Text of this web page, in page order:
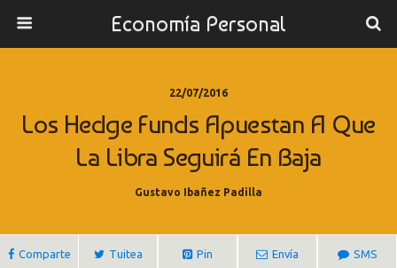
Economía Personal
22/07/2016
Los Hedge Funds Apuestan A Que
La Libra Seguirá En Baja
Gustavo Ibañez Padilla
Comparte Tuitea Pin Envía SMS